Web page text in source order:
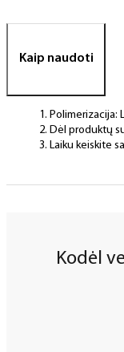
Kaip naudoti
Polimerizacija:
Dėl produktų
Laiku keiskite
Kodėl